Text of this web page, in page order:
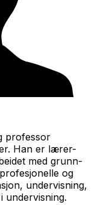
professor
Han er lærer-
med grunn-
og
undervisning,
undervisning.